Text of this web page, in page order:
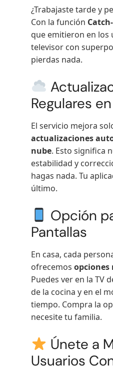
¿Trabajaste tarde y
Con la función
que emitieron en los
televisor con
pierdas nada.
Regulares
El servicio mejora
actualizaciones
nube. Esto significa
estabilidad y
hagas nada. Tu
último.
Opción
Pantallas
En casa, cada
ofrecemos
Puedes ver en la TV
de la cocina y en el
tiempo. Compra la
necesite tu familia.
Únete a
Usuarios